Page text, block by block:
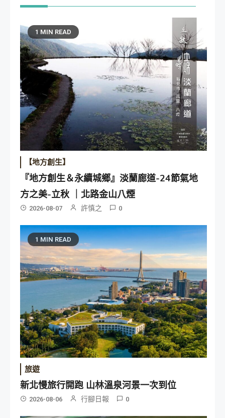
1 MIN READ
【地方創生】
『地方創生＆永續城鄉』淡蘭廊道-24節氣地
方之美-立秋 ｜北路金山八煙
2026-08-07 許慎之 0
1 MIN READ
旅遊
新北慢旅行開跑 山林溫泉河景一次到位
2026-08-06 行腳日報 0